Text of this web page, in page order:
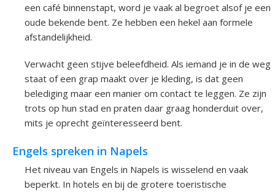
een café binnenstapt, word je vaak al begroet alsof je een
oude bekende bent. Ze hebben een hekel aan formele
afstandelijkheid.
Verwacht geen stijve beleefdheid. Als iemand je in de weg
staat of een grap maakt over je kleding, is dat geen
belediging maar een manier om contact te leggen. Ze zijn
trots op hun stad en praten daar graag honderduit over,
mits je oprecht geïnteresseerd bent.
Engels spreken in Napels
Het niveau van Engels in Napels is wisselend en vaak
beperkt. In hotels en bij de grotere toeristische